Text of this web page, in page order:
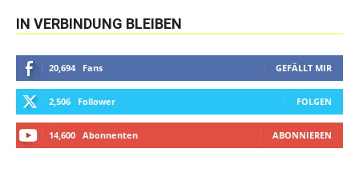
IN VERBINDUNG BLEIBEN
20,694 Fans GEFÄLLT MIR
2,506 Follower FOLGEN
14,600 Abonnenten ABONNIEREN